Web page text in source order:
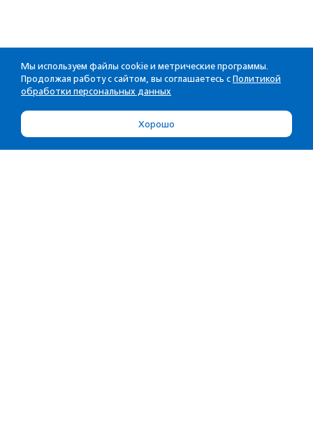
Мы используем файлы cookie и метрические программы.
Продолжая работу с сайтом, вы соглашаетесь с Политикой
обработки персональных данных
Хорошо